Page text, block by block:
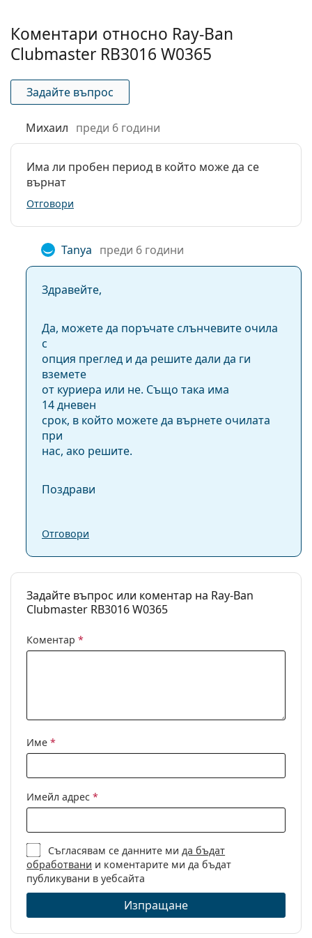
Коментари относно Ray-Ban
Clubmaster RB3016 W0365
Задайте въпрос
Михаил преди 6 години
Има ли пробен период в който може да се
върнат
Отговори
Tanya преди 6 години
Здравейте,
Да, можете да поръчате слънчевите очила
с
опция преглед и да решите дали да ги
вземете
от куриера или не. Също така има
14 дневен
срок, в който можете да върнете очилата
при
нас, ако решите.
Поздрави
Отговори
Задайте въпрос или коментар на Ray-Ban
Clubmaster RB3016 W0365
Коментар *
Име *
Имейл адрес *
Съгласявам се данните мида бъдат
обработвани и коментарите ми да бъдат
публикувани в уебсайта
Изпращане